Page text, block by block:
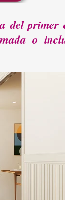
del primer
o